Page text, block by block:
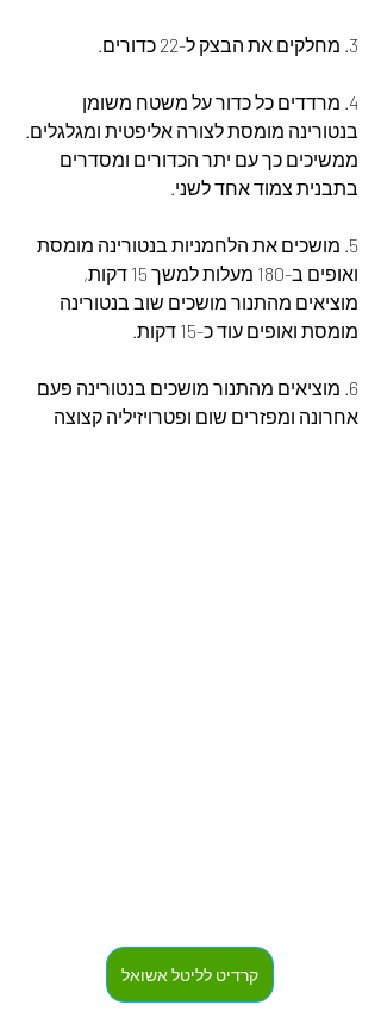
3. מחלקים את הבצק ל-22 כדורים.
4. מרדדים כל כדור על משטח משומן
בנטורינה מומסת לצורה אליפטית ומגלגלים.
ממשיכים כך עם יתר הכדורים ומסדרים
בתבנית צמוד אחד לשני.
5. מושכים את הלחמניות בנטורינה מומסת
ואופים ב-180 מעלות למשך 15 דקות,
מוציאים מהתנור מושכים שוב בנטורינה
מומסת ואופים עוד כ-15 דקות.
6. מוציאים מהתנור מושכים בנטורינה פעם
אחרונה ומפזרים שום ופטרויזיליה קצוצה
קרדיט לליטל אשואל